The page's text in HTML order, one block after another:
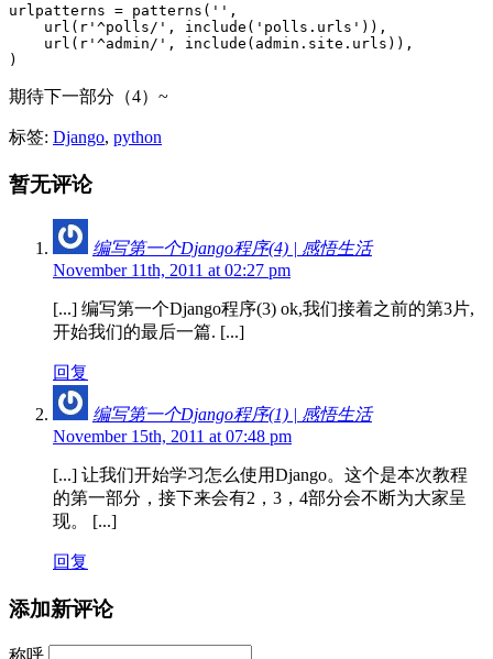
urlpatterns = patterns('',
    url(r'^polls/', include('polls.urls')),
    url(r'^admin/', include(admin.site.urls)),
)
期待下一部分（4）~
标签: Django, python
暂无评论
编写第一个Django程序(4) | 感悟生活
November 11th, 2011 at 02:27 pm
[...] 编写第一个Django程序(3) ok,我们接着之前的第3片,
开始我们的最后一篇. [...]
回复
编写第一个Django程序(1) | 感悟生活
November 15th, 2011 at 07:48 pm
[...] 让我们开始学习怎么使用Django。这个是本次教程
的第一部分，接下来会有2，3，4部分会不断为大家呈
现。 [...]
回复
添加新评论
称呼